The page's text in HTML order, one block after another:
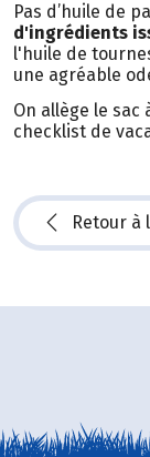
Pas d’huile de
d'ingrédients
l'huile de
une agréable
On allège le
checklist de
Retour à